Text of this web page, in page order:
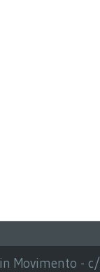
Movimento -